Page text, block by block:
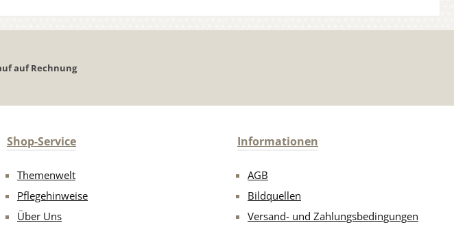
auf Rechnung
Shop-Service
Themenwelt
Pflegehinweise
Über Uns
Informationen
AGB
Bildquellen
Versand- und Zahlungsbedingungen